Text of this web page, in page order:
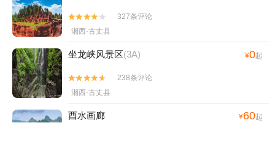


327条评论
湘西·古丈县
坐龙峡风景区(3A) ¥0起


238条评论
湘西·古丈县
酉水画廊 ¥60起